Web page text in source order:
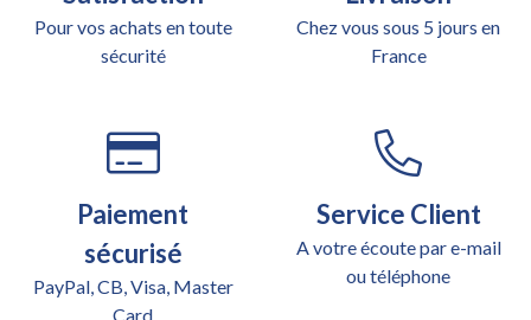
Pour vos achats en toute
sécurité
Chez vous sous 5 jours en
France
Paiement
sécurisé
PayPal, CB, Visa, Master
Card
Service Client
A votre écoute par e-mail
ou téléphone